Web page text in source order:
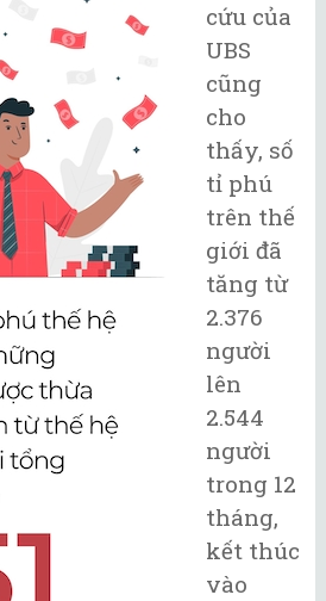
cứu của
UBS
cũng
cho
thấy, số
tỉ phú
trên thế
giới đã
tăng từ
2.376
người
lên
2.544
người
trong 12
tháng,
kết thúc
vào